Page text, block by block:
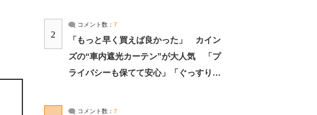
2
コメント数： 7
「もっと早く買えば良かった」 カイン
ズの“車内遮光カーテン”が大人気 「プ
ライバシーも保てて安心」「ぐっすり眠
コメント数： 7